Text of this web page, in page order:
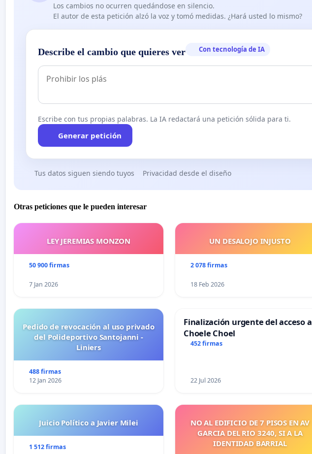
Los cambios no ocurren quedándose en silencio.
El autor de esta petición alzó la voz y tomó medidas. ¿Hará usted lo mismo?
Describe el cambio que quieres ver Con tecnología de IA
Escribe con tus propias palabras. La IA redactará una petición sólida para ti.
Generar petición
Tus datos siguen siendo tuyos Privacidad desde el diseño
Otras peticiones que le pueden interesar
LEY JEREMIAS MONZON
50 900 firmas
7 Jan 2026
UN DESALOJO INJUSTO
2 078 firmas
18 Feb 2026
Pedido de revocación al uso privado
del Polideportivo Santojanni -
Liniers
488 firmas
12 Jan 2026
Finalización urgente del acceso a
Choele Choel
452 firmas
22 Jul 2026
Juicio Político a Javier Milei
1 512 firmas
NO AL EDIFICIO DE 7 PISOS EN AV
GARCIA DEL RIO 3240, SI A LA
IDENTIDAD BARRIAL